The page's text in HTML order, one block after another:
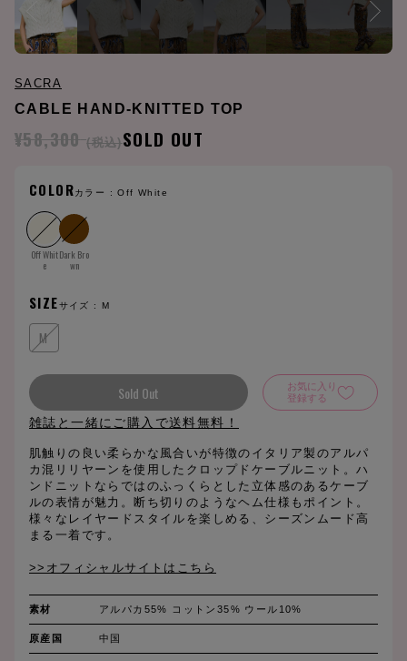
SACRA
CABLE HAND-KNITTED TOP
¥58,300 (税込)SOLD OUT
COLORカラー :Off White
Off Whit
e
Dark Bro
wn
SIZEサイズ : M
M
Sold Out
お気に入り
登録する
雑誌と一緒にご購入で送料無料！
肌触りの良い柔らかな風合いが特徴のイタリア製のアルパ
カ混リリヤーンを使用したクロップドケーブルニット。ハ
ンドニットならではのふっくらとした立体感のあるケーブ
ルの表情が魅力。断ち切りのようなヘム仕様もポイント。
様々なレイヤードスタイルを楽しめる、シーズンムード高
まる一着です。
>>オフィシャルサイトはこちら
素材 アルパカ55% コットン35% ウール10%
原産国 中国